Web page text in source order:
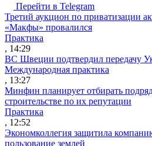
Перейти в Telegram
Третий аукцион по приватизации
«Макфы» провалился
Практика
, 14:29
ВС Швеции подтвердил передачу
Международная практика
, 13:27
Минфин планирует отбирать
строительстве по их репутации
Практика
, 12:52
Экономколлегия защитила
пользование землей